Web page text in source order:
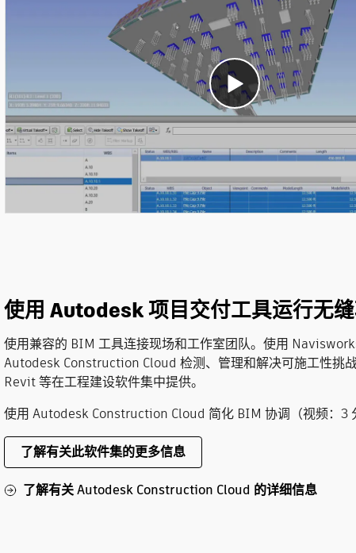
使用 Autodesk 项目交付工具运行无缝
使用兼容的 BIM 工具连接现场和工作室团队。使用
Autodesk Construction Cloud 检测、管理和解决可施工性挑
Revit 等在工程建设软件集中提供。
使用 Autodesk Construction Cloud 简化 BIM 协调（视频：3
了解有关此软件集的更多信息
了解有关 Autodesk Construction Cloud 的详细信息